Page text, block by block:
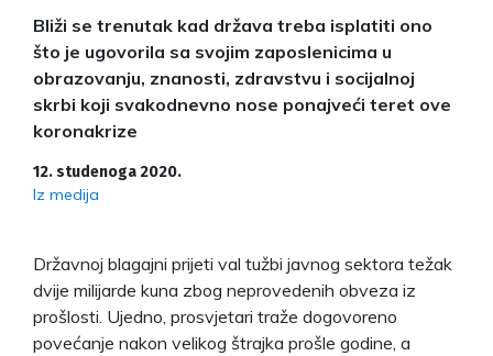
Bliži se trenutak kad država treba isplatiti ono
što je ugovorila sa svojim zaposlenicima u
obrazovanju, znanosti, zdravstvu i socijalnoj
skrbi koji svakodnevno nose ponajveći teret ove
koronakrize
12. studenoga 2020.
Iz medija
Državnoj blagajni prijeti val tužbi javnog sektora težak
dvije milijarde kuna zbog neprovedenih obveza iz
prošlosti. Ujedno, prosvjetari traže dogovoreno
povećanje nakon velikog štrajka prošle godine, a